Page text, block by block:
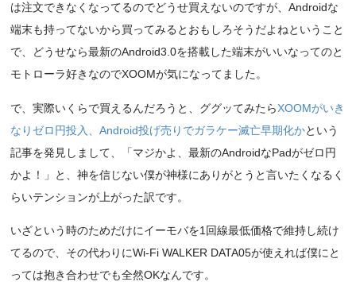
は注文できなくなってるのでどうせ買えないのですが、Androidな
端末も持ってないから買ってみるとおもしろそうだよねということ
で、どうせなら最新のAndroid3.0を搭載した端末がいいなってのと
モトローラ好きなのでXOOMが気になってました。
で、実際いくらで買えるんだろうと、ググッてみたらXOOMがいき
なりゼロ円投入、Android投げ売りでガラケー滅亡早期化かという
記事を発見しまして、「マジかよ、最新のAndroidなPadがゼロ円
かよ！」と、神を信じない僕が神様にありがとうと言いたくなるく
らいテンションが上がった訳です。
いざという時のためだけにイーモバを1回線最低価格で維持し続け
てるので、その代わりにWi-Fi WALKER DATA05が使えれば僕にと
っては抱き合わせでも全然OKなんです。